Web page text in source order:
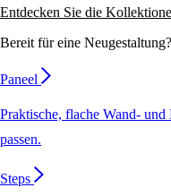
Entdecken Sie die
Bereit für eine Neugestaltung?
Paneel
Praktische, flache Wand-
passen.
Steps